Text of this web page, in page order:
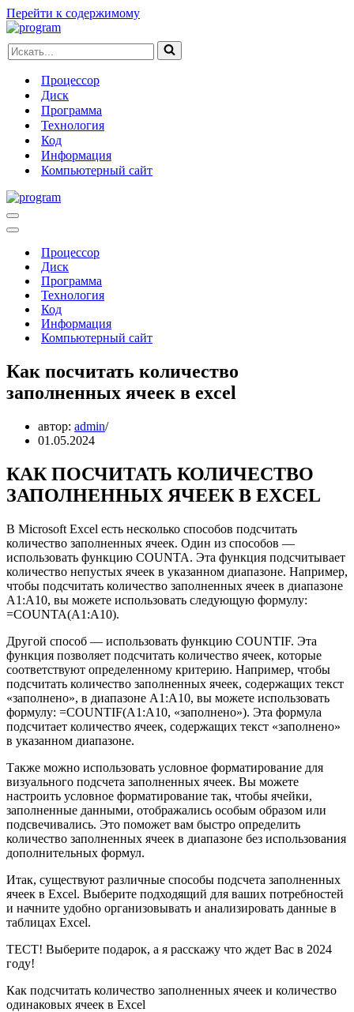
Перейти к содержимому
Искать...
Процессор
Диск
Программа
Технология
Код
Информация
Компьютерный сайт
Меню
навигации
Меню
навигацииПроцессор
Диск
Программа
Технология
Код
Информация
Компьютерный сайт
Как посчитать количество
заполненных ячеек в excel
автор: admin
01.05.2024
КАК ПОСЧИТАТЬ КОЛИЧЕСТВО
ЗАПОЛНЕННЫХ ЯЧЕЕК В EXCEL
В Microsoft Excel есть несколько способов подсчитать
количество заполненных ячеек. Один из способов —
использовать функцию COUNTA. Эта функция подсчитывает
количество непустых ячеек в указанном диапазоне. Например,
чтобы подсчитать количество заполненных ячеек в диапазоне
A1:A10, вы можете использовать следующую формулу:
=COUNTA(A1:A10).
Другой способ — использовать функцию COUNTIF. Эта
функция позволяет подсчитать количество ячеек, которые
соответствуют определенному критерию. Например, чтобы
подсчитать количество заполненных ячеек, содержащих текст
«заполнено», в диапазоне A1:A10, вы можете использовать
формулу: =COUNTIF(A1:A10, «заполнено»). Эта формула
подсчитает количество ячеек, содержащих текст «заполнено»
в указанном диапазоне.
Также можно использовать условное форматирование для
визуального подсчета заполненных ячеек. Вы можете
настроить условное форматирование так, чтобы ячейки,
заполненные данными, отображались особым образом или
подсвечивались. Это поможет вам быстро определить
количество заполненных ячеек в диапазоне без использования
дополнительных формул.
Итак, существуют различные способы подсчета заполненных
ячеек в Excel. Выберите подходящий для ваших потребностей
и начните удобно организовывать и анализировать данные в
таблицах Excel.
ТЕСТ! Выберите подарок, а я расскажу что ждет Вас в 2024
году!
Как подсчитать количество заполненных ячеек и количество
одинаковых ячеек в Excel